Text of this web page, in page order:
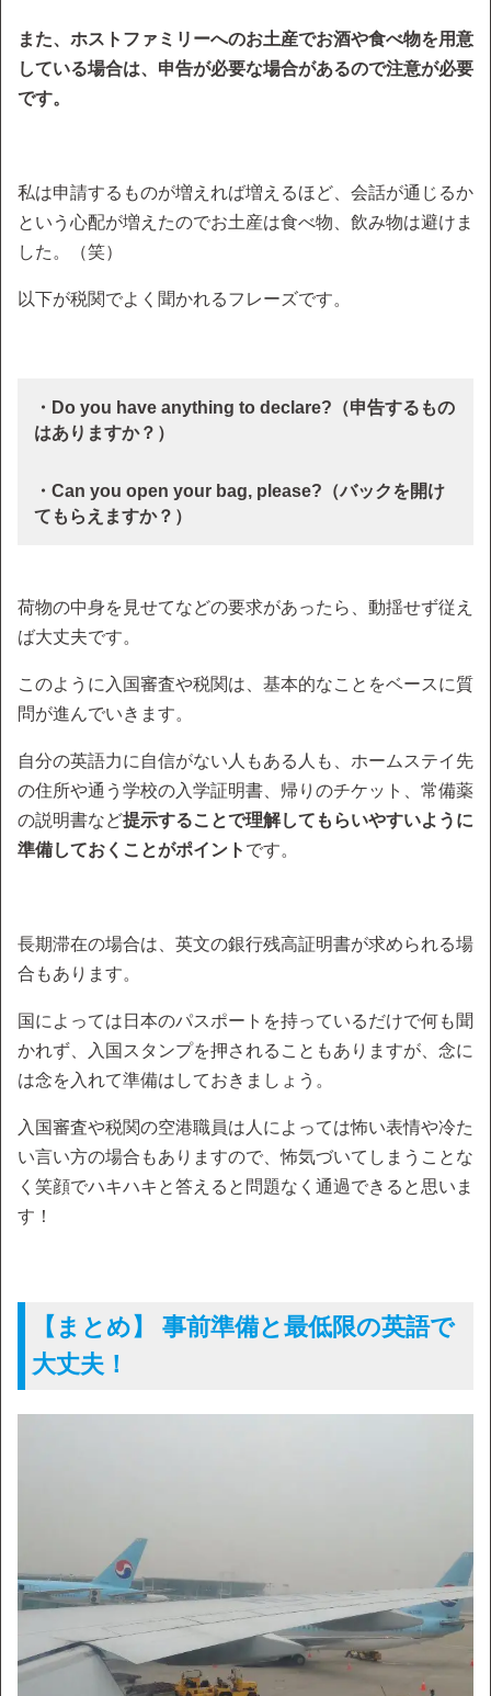
また、ホストファミリーへのお土産でお酒や食べ物を用意
している場合は、申告が必要な場合があるので注意が必要
です。
私は申請するものが増えれば増えるほど、会話が通じるか
という心配が増えたのでお土産は食べ物、飲み物は避けま
した。（笑）
以下が税関でよく聞かれるフレーズです。
・Do you have anything to declare?（申告するもの
はありますか？）
・Can you open your bag, please?（バックを開け
てもらえますか？）
荷物の中身を見せてなどの要求があったら、動揺せず従え
ば大丈夫です。
このように入国審査や税関は、基本的なことをベースに質
問が進んでいきます。
自分の英語力に自信がない人もある人も、ホームステイ先
の住所や通う学校の入学証明書、帰りのチケット、常備薬
の説明書など提示することで理解してもらいやすいように
準備しておくことがポイント です。
長期滞在の場合は、英文の銀行残高証明書が求められる場
合もあります。
国によっては日本のパスポートを持っているだけで何も聞
かれず、入国スタンプを押されることもありますが、念に
は念を入れて準備はしておきましょう。
入国審査や税関の空港職員は人によっては怖い表情や冷た
い言い方の場合もありますので、怖気づいてしまうことな
く笑顔でハキハキと答えると問題なく通過できると思いま
す！
【まとめ】 事前準備と最低限の英語で
大丈夫！